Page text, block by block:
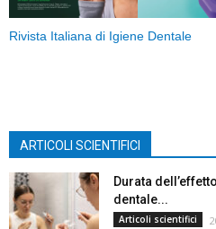
Rivista Italiana di Igiene Dentale
ARTICOLI SCIENTIFICI
Durata
dentale...
Articoli scientifici